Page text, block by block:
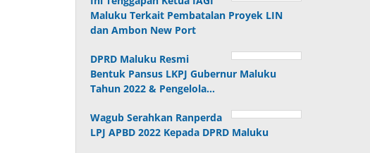
Maluku Terkait Pembatalan Proyek LIN
dan Ambon New Port
DPRD Maluku Resmi
Bentuk Pansus LKPJ Gubernur Maluku
Tahun 2022 & Pengelola…
Wagub Serahkan Ranperda
LPJ APBD 2022 Kepada DPRD Maluku